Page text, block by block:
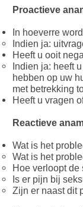
Proactieve
In hoeverre
Indien ja:
Heeft u ooit
Indien ja: heeft
hebben op uw
met betrekking
Heeft u vragen
Reactieve
Wat is het
Wat is het
Hoe verloopt
Is er pijn bij
Zijn er naast dit